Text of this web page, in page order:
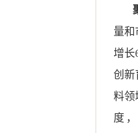
量和
增长
创新
料领
度